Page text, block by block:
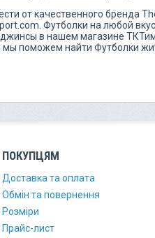
от качественного бренда
Футболки на любой
джинсы в нашем магазине
поможем найти Футболки
ПОКУПЦЯМ
Доставка та оплата
Обмін та повернення
Розміри
Прайс-лист